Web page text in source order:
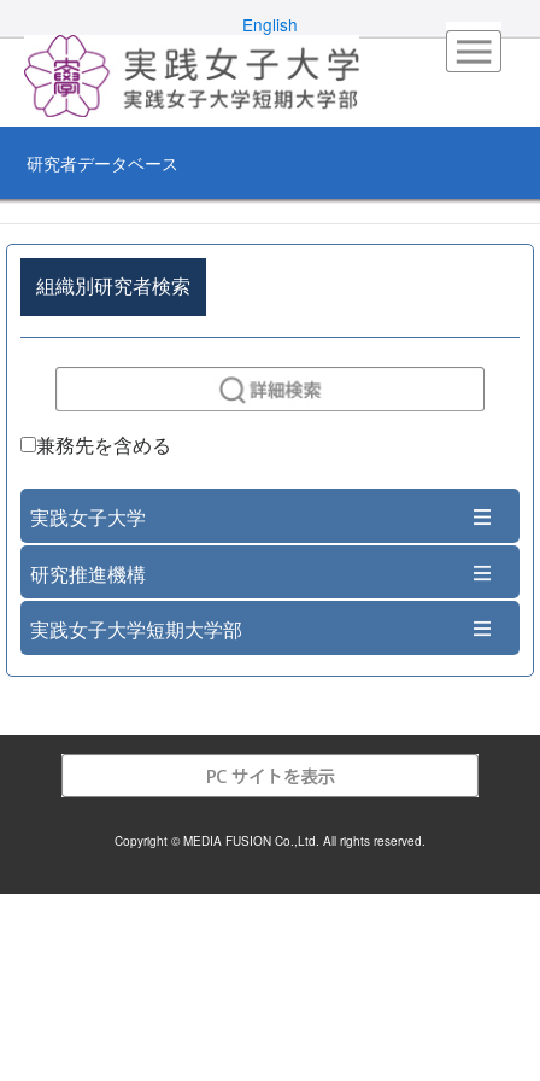
English
研究者データベース
組織別研究者検索
兼務先を含める
実践女子大学
研究推進機構
実践女子大学短期大学部
Copyright © MEDIA FUSION Co.,Ltd. All rights reserved.